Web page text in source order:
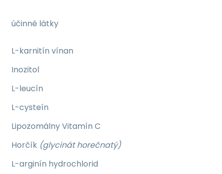
účinné látky
L-karnitín vínan
Inozitol
L-leucín
L-cysteín
Lipozomálny Vitamín C
Horčík (glycinát horečnatý)
L-arginín hydrochlorid